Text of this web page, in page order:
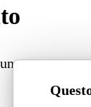
commento.